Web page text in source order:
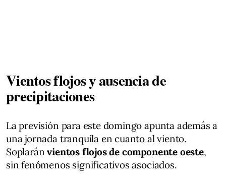
Vientos flojos y ausencia de
precipitaciones
La previsión para este domingo apunta además a
una jornada tranquila en cuanto al viento.
Soplaránvientos flojos de componente oeste,
sin fenómenos significativos asociados.